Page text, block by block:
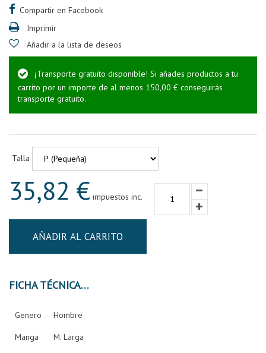
Compartir en Facebook
Imprimir
Añadir a la lista de deseos
¡Transporte gratuito disponible! Si añades productos a tu
carrito por un importe de al menos 150,00 € conseguirás
transporte gratuito.
Talla
35,82 € impuestos inc.
AÑADIR AL CARRITO
FICHA TÉCNICA
Genero Hombre
Manga M. Larga